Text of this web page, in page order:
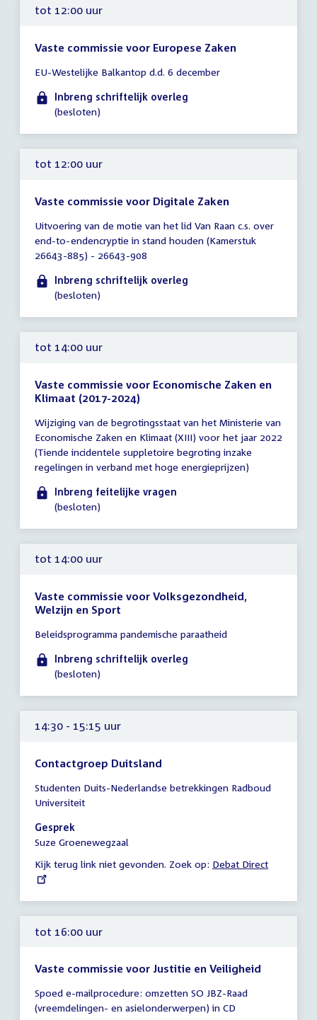
tot 12:00 uur
Vaste commissie voor Europese Zaken
vergadering
tot
12:00
EU-Westelijke Balkantop d.d. 6 december
Inbreng schriftelijk overleg
(besloten)
tot 12:00 uur
Vaste commissie voor Digitale Zaken
vergadering
tot
12:00
uur
Uitvoering van de motie van het lid Van Raan c.s. over
end-to-endencryptie in stand houden (Kamerstuk
26643-885) - 26643-908
Inbreng schriftelijk overleg
(besloten)
tot 14:00 uur
Vaste commissie voor Economische Zaken en
Klimaat (2017-2024)
vergadering
tot
14:00
uur
Wijziging van de begrotingsstaat van het Ministerie van
Economische Zaken en Klimaat (XIII) voor het jaar 2022
(Tiende incidentele suppletoire begroting inzake
regelingen in verband met hoge energieprijzen)
Inbreng feitelijke vragen
(besloten)
tot 14:00 uur
Vaste commissie voor Volksgezondheid,
Welzijn en Sport
vergadering
tot
14:00
Beleidsprogramma pandemische paraatheid
Inbreng schriftelijk overleg
(besloten)
14:30 - 15:15 uur
Contactgroep Duitsland
vergadering
14:30
-
15:15
Studenten Duits-Nederlandse betrekkingen Radboud
Universiteit
Gesprek
Suze Groenewegzaal
Kijk terug link niet gevonden. Zoek op: External
Debat Direct
tot 16:00 uur
Vaste commissie voor Justitie en Veiligheid
vergadering
tot
Spoed e-mailprocedure: omzetten SO JBZ-Raad
(vreemdelingen- en asielonderwerpen) in CD